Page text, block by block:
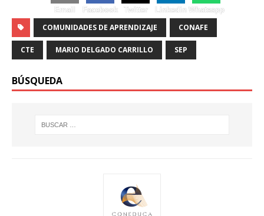
Email Facebook Twitter Linkedin Whatsapp
COMUNIDADES DE APRENDIZAJE CONAFE
CTE MARIO DELGADO CARRILLO SEP
BÚSQUEDA